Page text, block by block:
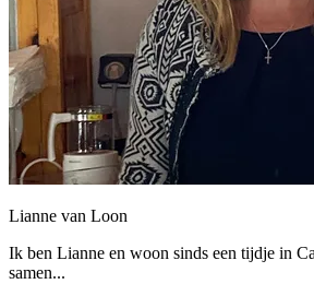
Lianne van Loon
Ik ben Lianne en woon sinds een tijdje in
samen...